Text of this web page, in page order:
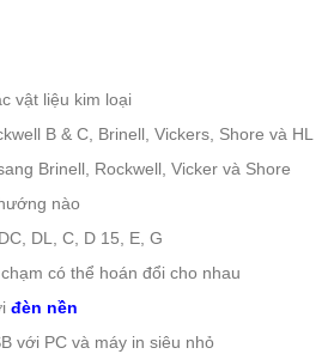
vật liệu kim loại
B & C, Brinell, Vickers, Shore và HL
Brinell, Rockwell, Vicker và Shore
nào
DL, C, D 15, E, G
có thể hoán đổi cho nhau
đèn nền
với PC và máy in siêu nhỏ